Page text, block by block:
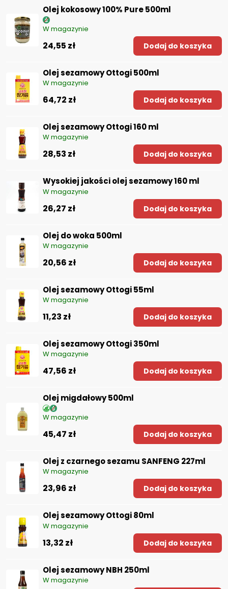
Olej kokosowy 100% Pure 500ml
W magazynie
24,55 zł Dodaj do koszyka
Olej sezamowy Ottogi 500ml
W magazynie
64,72 zł Dodaj do koszyka
Olej sezamowy Ottogi 160 ml
W magazynie
28,53 zł Dodaj do koszyka
Wysokiej jakości olej sezamowy 160 ml
W magazynie
26,27 zł Dodaj do koszyka
Olej do woka 500ml
W magazynie
20,56 zł Dodaj do koszyka
Olej sezamowy Ottogi 55ml
W magazynie
11,23 zł Dodaj do koszyka
Olej sezamowy Ottogi 350ml
W magazynie
47,56 zł Dodaj do koszyka
Olej migdałowy 500ml
W magazynie
45,47 zł Dodaj do koszyka
Olej z czarnego sezamu SANFENG 227ml
W magazynie
23,96 zł Dodaj do koszyka
Olej sezamowy Ottogi 80ml
W magazynie
13,32 zł Dodaj do koszyka
Olej sezamowy NBH 250ml
W magazynie